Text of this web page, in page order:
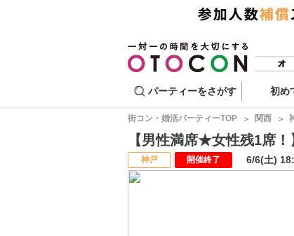
パーティーをさがす 初め
街コン・婚活パーティーTOP 関西
【男性満席★女性残1席
神戸 開催終了 6/6(土)